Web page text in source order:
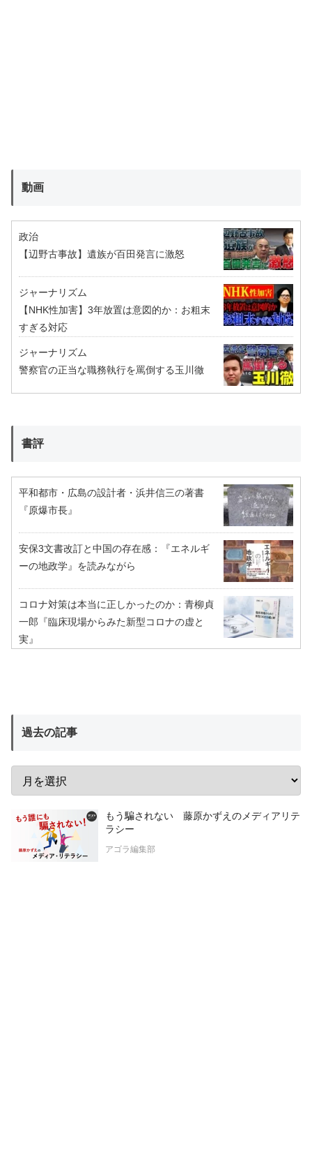
動画
政治
【辺野古事故】遺族が百田発言に激怒
ジャーナリズム
【NHK性加害】3年放置は意図的か：お粗末
すぎる対応
ジャーナリズム
警察官の正当な職務執行を罵倒する玉川徹
書評
平和都市・広島の設計者・浜井信三の著書
『原爆市長』
安保3文書改訂と中国の存在感：『エネルギ
ーの地政学』を読みながら
コロナ対策は本当に正しかったのか：青柳貞
一郎『臨床現場からみた新型コロナの虚と
実』
過去の記事
もう騙されない 藤原かずえのメディアリテ
ラシー
アゴラ編集部